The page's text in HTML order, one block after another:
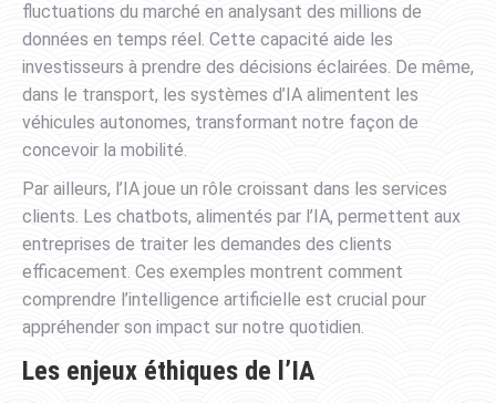
fluctuations du marché en analysant des millions de
données en temps réel. Cette capacité aide les
investisseurs à prendre des décisions éclairées. De même,
dans le transport, les systèmes d’IA alimentent les
véhicules autonomes, transformant notre façon de
concevoir la mobilité.
Par ailleurs, l’IA joue un rôle croissant dans les services
clients. Les chatbots, alimentés par l’IA, permettent aux
entreprises de traiter les demandes des clients
efficacement. Ces exemples montrent comment
comprendre l’intelligence artificielle est crucial pour
appréhender son impact sur notre quotidien.
Les enjeux éthiques de l’IA